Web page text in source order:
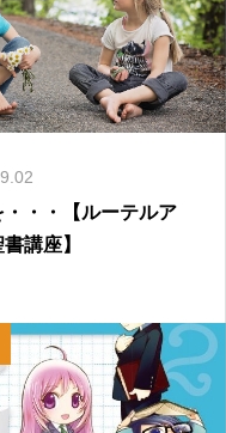
・・・【ルーテルア
講座】